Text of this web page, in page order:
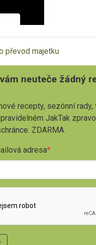
převod majetku
neuteče žádný
recepty, sezónní rady,
JakTak
ZDARMA.
adresa